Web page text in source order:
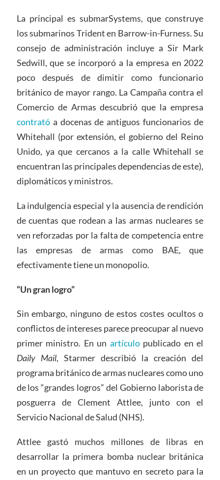
La principal es submarSystems, que construye
los submarinos Trident en Barrow-in-Furness. Su
consejo de administración incluye a Sir Mark
Sedwill, que se incorporó a la empresa en 2022
poco después de dimitir como funcionario
británico de mayor rango. La Campaña contra el
Comercio de Armas descubrió que la empresa
contratóa docenas de antiguos funcionarios de
Whitehall (por extensión, el gobierno del Reino
Unido, ya que cercanos a la calle Whitehall se
encuentran las principales dependencias de este),
diplomáticos y ministros.
La indulgencia especial y la ausencia de rendición
de cuentas que rodean a las armas nucleares se
ven reforzadas por la falta de competencia entre
las empresas de armas como BAE, que
efectivamente tiene un monopolio.
“Un gran logro”
Sin embargo, ninguno de estos costes ocultos o
conflictos de intereses parece preocupar al nuevo
primer ministro. En un artículopublicado en el
Daily Mail, Starmer describió la creación del
programa británico de armas nucleares como uno
de los “grandes logros” del Gobierno laborista de
posguerra de Clement Attlee, junto con el
Servicio Nacional de Salud (NHS).
Attlee gastó muchos millones de libras en
desarrollar la primera bomba nuclear británica
en un proyecto que mantuvo en secreto para la